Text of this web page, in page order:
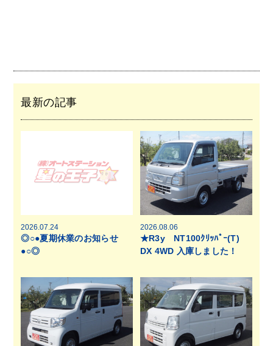
最新の記事
2026.07.24
◎○●夏期休業のお知らせ
●○◎
2026.08.06
★R3y NT100ｸﾘｯﾊﾟｰ(T)
DX 4WD 入庫しました！